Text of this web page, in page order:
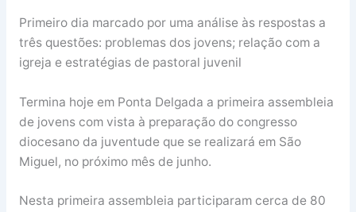
Primeiro dia marcado por uma análise às respostas a
três questões: problemas dos jovens; relação com a
igreja e estratégias de pastoral juvenil
Termina hoje em Ponta Delgada a primeira assembleia
de jovens com vista à preparação do congresso
diocesano da juventude que se realizará em São
Miguel, no próximo mês de junho.
Nesta primeira assembleia participaram cerca de 80